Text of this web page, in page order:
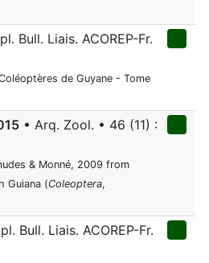
Bull. Liais. ACOREP-Fr.
de Guyane - Tome
• Arq. Zool. • 46 (11) :
& Monné, 2009 from
Guiana (Coleoptera,
Bull. Liais. ACOREP-Fr.